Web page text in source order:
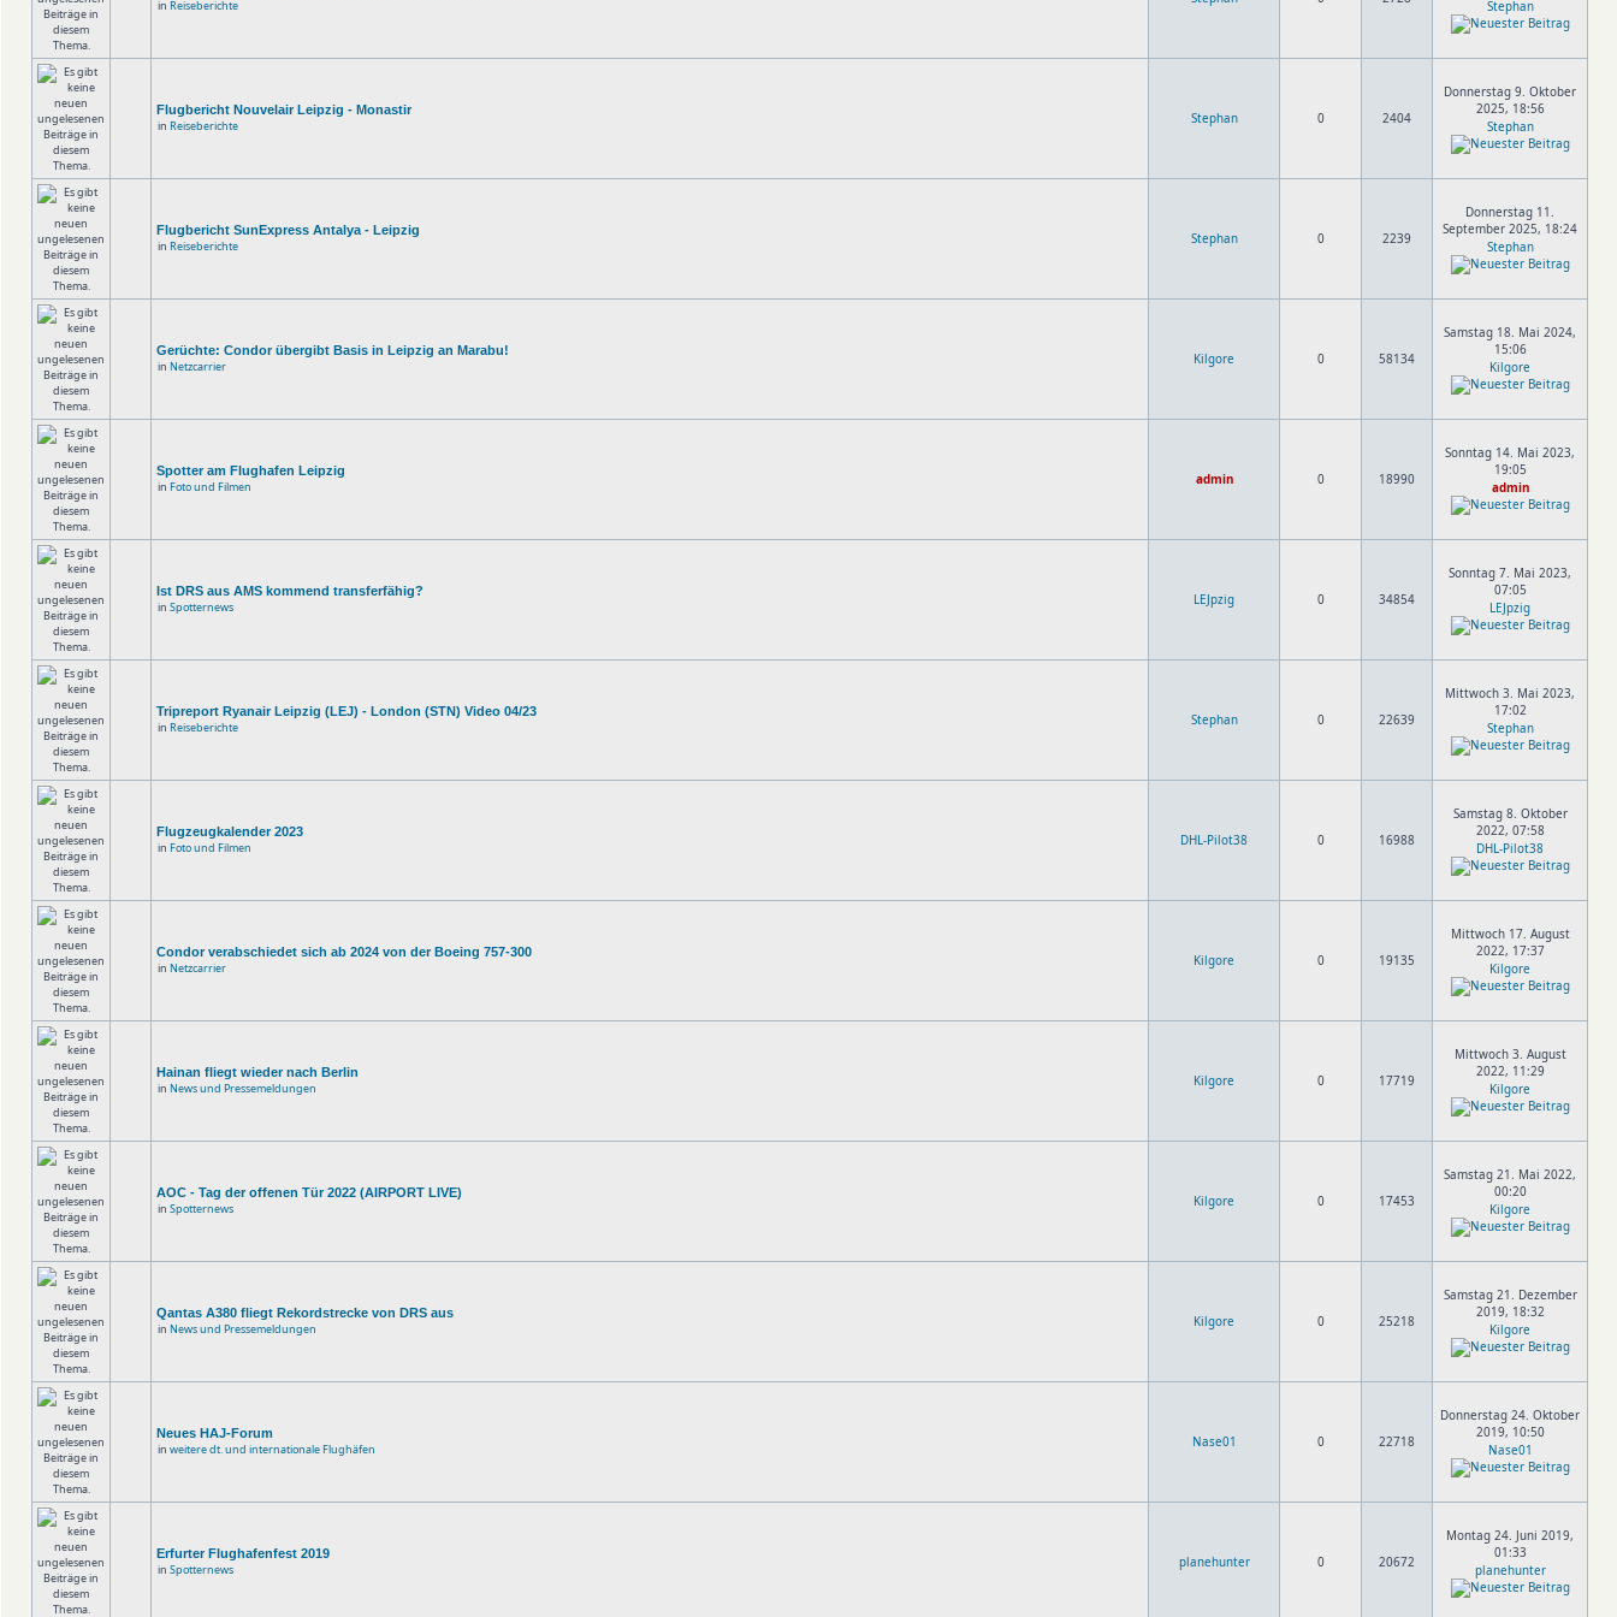
in Reiseberichte
Stephan
Flugbericht Nouvelair Leipzig - Monastir
in Reiseberichte Stephan 0 2404
Donnerstag 9. Oktober
2025, 18:56
Stephan
Flugbericht SunExpress Antalya - Leipzig
in Reiseberichte Stephan 0 2239
Donnerstag 11.
September 2025, 18:24
Stephan
Gerüchte: Condor übergibt Basis in Leipzig an Marabu!
in Netzcarrier Kilgore 0 58134
Samstag 18. Mai 2024,
15:06
Kilgore
Spotter am Flughafen Leipzig
in Foto und Filmen admin 0 18990
Sonntag 14. Mai 2023,
19:05
admin
Ist DRS aus AMS kommend transferfähig?
in Spotternews LEJpzig 0 34854
Sonntag 7. Mai 2023,
07:05
LEJpzig
Tripreport Ryanair Leipzig (LEJ) - London (STN) Video 04/23
in Reiseberichte Stephan 0 22639
Mittwoch 3. Mai 2023,
17:02
Stephan
Flugzeugkalender 2023
in Foto und Filmen DHL-Pilot38 0 16988
Samstag 8. Oktober
2022, 07:58
DHL-Pilot38
Condor verabschiedet sich ab 2024 von der Boeing 757-300
in Netzcarrier Kilgore 0 19135
Mittwoch 17. August
2022, 17:37
Kilgore
Hainan fliegt wieder nach Berlin
in News und Pressemeldungen Kilgore 0 17719
Mittwoch 3. August
2022, 11:29
Kilgore
AOC - Tag der offenen Tür 2022 (AIRPORT LIVE)
in Spotternews Kilgore 0 17453
Samstag 21. Mai 2022,
00:20
Kilgore
Qantas A380 fliegt Rekordstrecke von DRS aus
in News und Pressemeldungen Kilgore 0 25218
Samstag 21. Dezember
2019, 18:32
Kilgore
Neues HAJ-Forum
in weitere dt. und internationale Flughäfen Nase01 0 22718
Donnerstag 24. Oktober
2019, 10:50
Nase01
Erfurter Flughafenfest 2019
in Spotternews planehunter 0 20672
Montag 24. Juni 2019,
01:33
planehunter